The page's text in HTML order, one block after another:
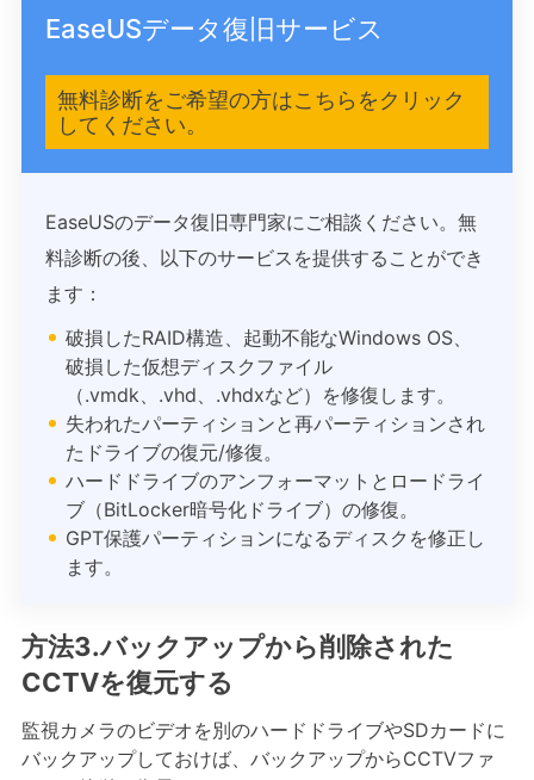
EaseUSデータ復旧サービス
無料診断をご希望の方はこちらをクリック
してください。
EaseUSのデータ復旧専門家にご相談ください。無
料診断の後、以下のサービスを提供することができ
ます：
破損したRAID構造、起動不能なWindows OS、
破損した仮想ディスクファイル
（.vmdk、.vhd、.vhdxなど）を修復します。
失われたパーティションと再パーティションされ
たドライブの復元/修復。
ハードドライブのアンフォーマットとロードライ
ブ（BitLocker暗号化ドライブ）の修復。
GPT保護パーティションになるディスクを修正し
ます。
方法3.バックアップから削除された
CCTVを復元する
監視カメラのビデオを別のハードドライブやSDカードに
バックアップしておけば、バックアップからCCTVファ